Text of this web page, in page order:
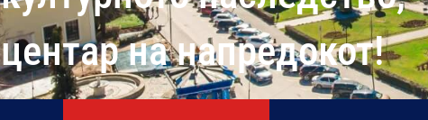
центар на напредокот!